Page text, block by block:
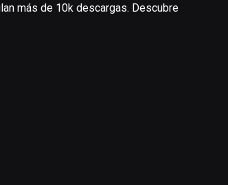
más de 10k descargas. Descubre